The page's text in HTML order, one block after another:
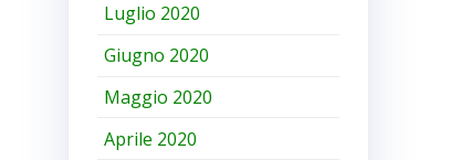
Luglio 2020
Giugno 2020
Maggio 2020
Aprile 2020